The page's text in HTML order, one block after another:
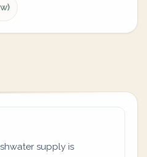
supply is